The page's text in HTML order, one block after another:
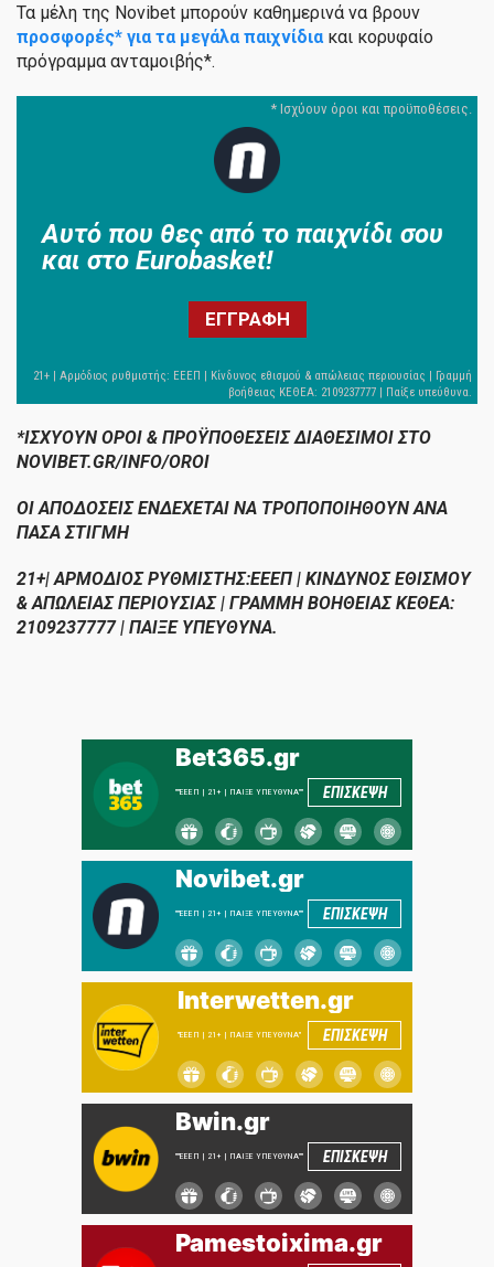
Τα μέλη της Novibet μπορούν καθημερινά να βρουν
προσφορές* για τα μεγάλα παιχνίδια και κορυφαίο
πρόγραμμα ανταμοιβής*.
Αυτό που θες από το παιχνίδι σου
και στο Eurobasket!
ΕΓΓΡΑΦΗ
*ΙΣΧΥΟΥΝ ΟΡΟΙ & ΠΡΟΫΠΟΘΕΣΕΙΣ ΔΙΑΘΕΣΙΜΟΙ ΣΤΟ
NOVIBET.GR/INFO/OROI
ΟΙ ΑΠΟΔΟΣΕΙΣ ΕΝΔΕΧΕΤΑΙ ΝΑ ΤΡΟΠΟΠΟΙΗΘΟΥΝ ΑΝΑ
ΠΑΣΑ ΣΤΙΓΜΗ
21+| ΑΡΜΟΔΙΟΣ ΡΥΘΜΙΣΤΗΣ:ΕΕΕΠ | ΚΙΝΔΥΝΟΣ ΕΘΙΣΜΟΥ
& ΑΠΩΛΕΙΑΣ ΠΕΡΙΟΥΣΙΑΣ | ΓΡΑΜΜΗ ΒΟΗΘΕΙΑΣ ΚΕΘΕΑ:
2109237777 | ΠΑΙΞΕ ΥΠΕΥΘΥΝΑ.
Bet365.gr
""ΕΕΕΠ | 21+ | ΠΑΙΞΕ ΥΠΕΥΘΥΝΑ"" ΕΠΙΣΚΕΨΗ
Novibet.gr
""ΕΕΕΠ | 21+ | ΠΑΙΞΕ ΥΠΕΥΘΥΝΑ"" ΕΠΙΣΚΕΨΗ
Interwetten.gr
"ΕΕΕΠ | 21+ | ΠΑΙΞΕ ΥΠΕΥΘΥΝΑ" ΕΠΙΣΚΕΨΗ
Bwin.gr
""ΕΕΕΠ | 21+ | ΠΑΙΞΕ ΥΠΕΥΘΥΝΑ"" ΕΠΙΣΚΕΨΗ
Pamestoixima.gr